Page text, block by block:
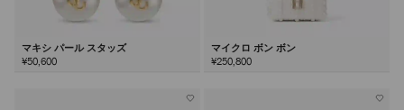
マキシ パール スタッズ
¥50,600
マイクロ ボン ボン
¥250,800